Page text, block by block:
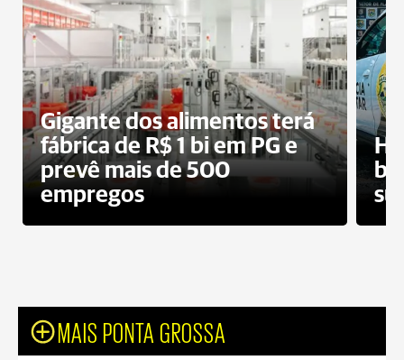
Gigante dos alimentos terá
fábrica de R$ 1 bi em PG e
prevê mais de 500
empregos
MAIS PONTA GROSSA